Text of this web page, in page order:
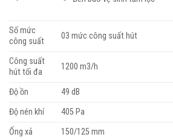
Số mức
công suất
03 mức công suất hút
Công suất
hút tối đa
1200 m3/h
Độ ồn
49 dB
Độ nén khí
405 Pa
Ống xả
150/125 mm